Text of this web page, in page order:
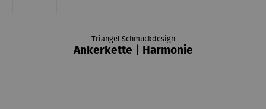
Triangel Schmuckdesign
Ankerkette | Harmonie